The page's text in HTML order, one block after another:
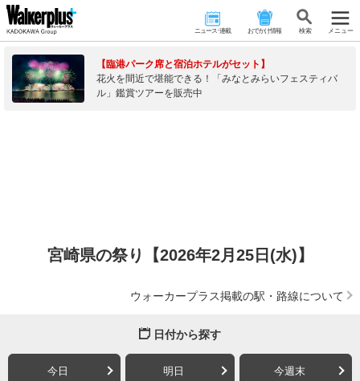
ニュース･連載 おでかけ情報 検 索 メニュー
【臨港パーク席と宿泊ホテルがセット】
花火を間近で堪能できる！「みなとみらいフェスティバ
ル」鑑賞ツアーを販売中
宮崎県の祭り【2026年2月25日(水)】
ウォーカープラス掲載の駅・路線について
日付から探す
今日 明日 今週末